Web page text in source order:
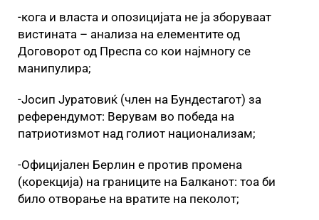
-кога и власта и опозицијата не ја зборуваат
вистината – анализа на елементите од
Договорот од Преспа со кои најмногу се
манипулира;
-Јосип Јуратовиќ (член на Бундестагот) за
референдумот: Верувам во победа на
патриотизмот над голиот национализам;
-Официјален Берлин е против промена
(корекција) на границите на Балканот: тоа би
било отворање на вратите на пеколот;